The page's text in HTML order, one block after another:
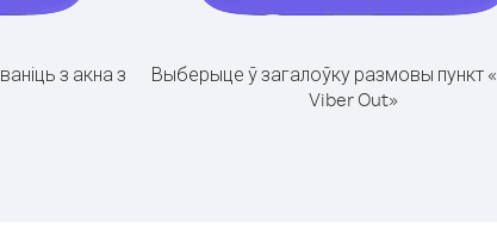
з акна з
Выберыце ў загалоўку размовы пункт
Viber Out»